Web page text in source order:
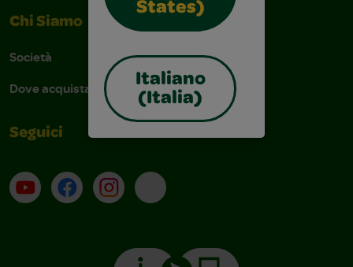
States)
Italiano
(Italia)
Chi Siamo
Società
Dove acquistare
Seguici
Su YouTube
ContattiProfilo Instagram
Email